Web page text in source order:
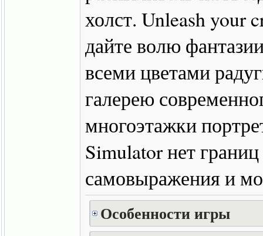
холст. Unleash your
дайте волю
всеми цветами
галерею
многоэтажки
Simulator нет
самовыражения и
Особенности игры